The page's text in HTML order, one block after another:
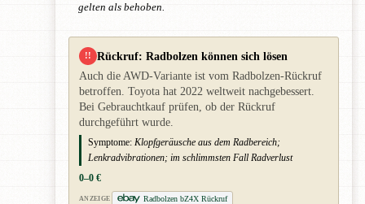
gelten als behoben.
!! Rückruf: Radbolzen können sich lösen
Auch die AWD-Variante ist vom Radbolzen-Rückruf
betroffen. Toyota hat 2022 weltweit nachgebessert.
Bei Gebrauchtkauf prüfen, ob der Rückruf
durchgeführt wurde.
Symptome: Klopfgeräusche aus dem Radbereich;
Lenkradvibrationen; im schlimmsten Fall Radverlust
0–0 €
ANZEIGE
Radbolzen bZ4X Rückruf